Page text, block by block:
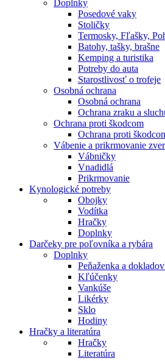
Doplnky
Posedové vaky
Stoličky
Termosky, Fľašky,
Batohy, tašky, brašne
Kemping a turistika
Potreby do auta
Starostlivosť o trofeje
Osobná ochrana
Osobná ochrana
Ochrana zraku a
Ochrana proti škodcom
Ochrana proti
Vábenie a prikrmovanie
Vábničky
Vnadidlá
Prikrmovanie
Kynologické potreby
Obojky
Vodítka
Hračky
Doplnky
Darčeky pre poľovníka a rybára
Doplnky
Peňaženka a
Kľúčenky
Vankúše
Likérky
Sklo
Hodiny
Hračky a literatúra
Hračky
Literatúra